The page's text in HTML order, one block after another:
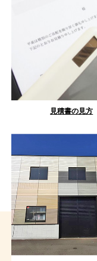
見積書の見方